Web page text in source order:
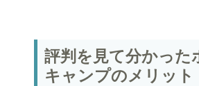
評判を見て分かった
キャンプのメリット